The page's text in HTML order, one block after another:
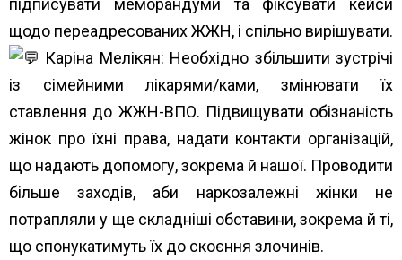
підписувати меморандуми та фіксувати кейси
щодо переадресованих ЖЖН, і спільно вирішувати.
Каріна Мелікян: Необхідно збільшити зустрічі
із сімейними лікарями/ками, змінювати їх
ставлення до ЖЖН-ВПО. Підвищувати обізнаність
жінок про їхні права, надати контакти організацій,
що надають допомогу, зокрема й нашої. Проводити
більше заходів, аби наркозалежні жінки не
потрапляли у ще складніші обставини, зокрема й ті,
що спонукатимуть їх до скоєння злочинів.